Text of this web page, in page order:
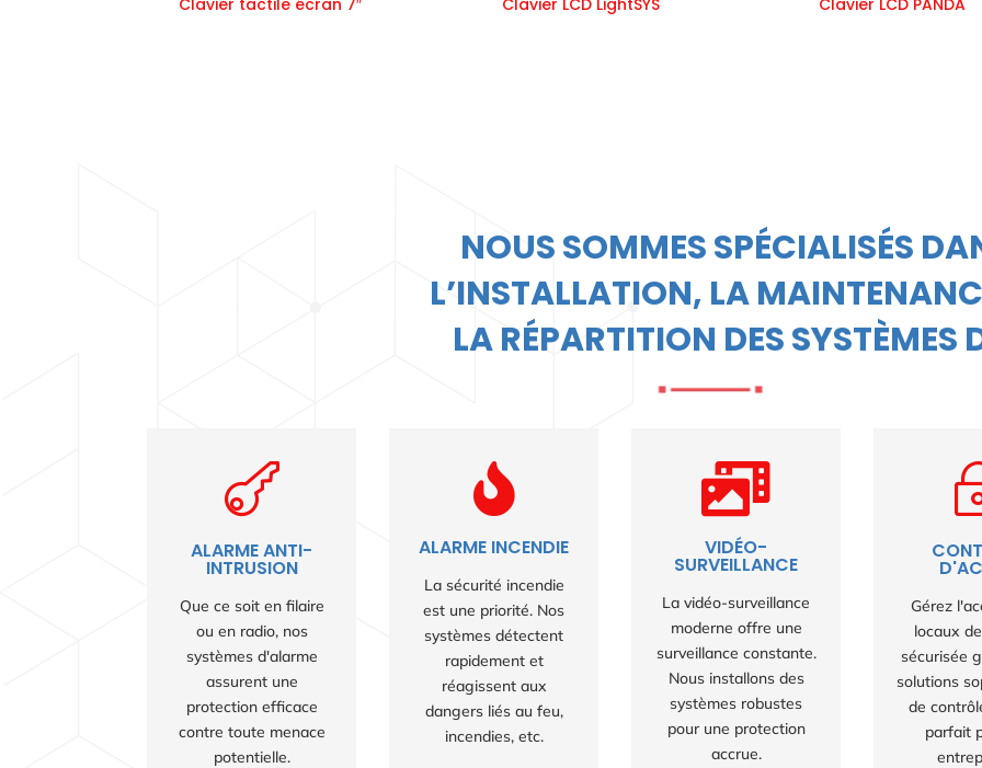
Clavier tactile écran 7″ Clavier LCD LightSYS Clavier LCD PANDA
NOUS SOMMES SPÉCIALISÉS
L’INSTALLATION, LA
LA RÉPARTITION DES SYSTÈMES

ALARME ANTI-
INTRUSION
Que ce soit en filaire
ou en radio, nos
systèmes d'alarme
assurent une
protection efficace
contre toute menace
potentielle.

ALARME INCENDIE
La sécurité incendie
est une priorité. Nos
systèmes détectent
rapidement et
réagissent aux
dangers liés au feu,
incendies, etc.

VIDÉO-
SURVEILLANCE
La vidéo-surveillance
moderne offre une
surveillance constante.
Nous installons des
systèmes robustes
pour une protection
accrue.
Gérez
locaux
sécurisée
solutions
de
parfait